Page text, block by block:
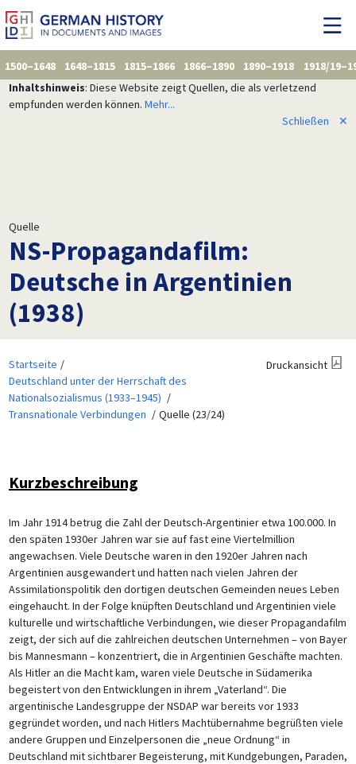
1500–1648 1648–1815 1815–1866 1866–1890 1890–1918
1918/
Inhaltshinweis: Diese Website zeigt Quellen, die als verletzend
empfunden werden können. Mehr...
Schließen
✕
Quelle
NS-Propagandafilm:
Deutsche in Argentinien
(1938)
Startseite
Deutschland unter der Herrschaft des
Nationalsozialismus (1933–1945)
Transnationale Verbindungen
Quelle (23/24)
Druckansicht
Kurzbeschreibung
Im Jahr 1914 betrug die Zahl der Deutsch-Argentinier etwa 100.000. In
den späten 1930er Jahren war sie auf fast eine Viertelmillion
angewachsen. Viele Deutsche waren in den 1920er Jahren nach
Argentinien ausgewandert und hatten nach vielen Jahren der
Assimilationspolitik den dortigen deutschen Gemeinden neues Leben
eingehaucht. In der Folge knüpften Deutschland und Argentinien viele
kulturelle und wirtschaftliche Verbindungen, wie dieser Propagandafilm
zeigt, der sich auf die zahlreichen deutschen Unternehmen – von Bayer
bis Mannesmann – konzentriert, die in Argentinien Geschäfte machten.
Als Hitler an die Macht kam, waren viele Deutsche in Südamerika
begeistert von den Entwicklungen in ihrem „Vaterland“. Die
argentinische Landesgruppe der NSDAP war bereits vor 1933
gegründet worden, und nach Hitlers Machtübernahme begrüßten viele
andere Gruppen und Einzelpersonen die „neue Ordnung“ in
Deutschland mit sichtbarer Begeisterung, mit Kundgebungen, Paraden,